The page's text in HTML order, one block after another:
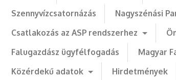
Szennyvízcsatornázás
Nagyszénási
Csatlakozás az ASP rendszerhez
Falugazdász ügyfélfogadás
Magyar
Közérdekű adatok
Hirdetmények